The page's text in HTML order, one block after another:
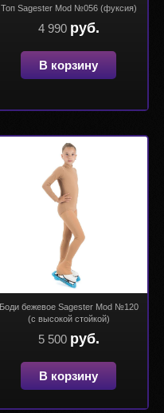
Топ Sagester Mod №056 (фуксия)
4 990 руб.
В корзину
Боди бежевое Sagester Mod №120
(с высокой стойкой)
5 500 руб.
В корзину